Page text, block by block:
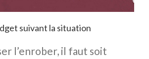
suivant la situation
l’enrober, il faut soit